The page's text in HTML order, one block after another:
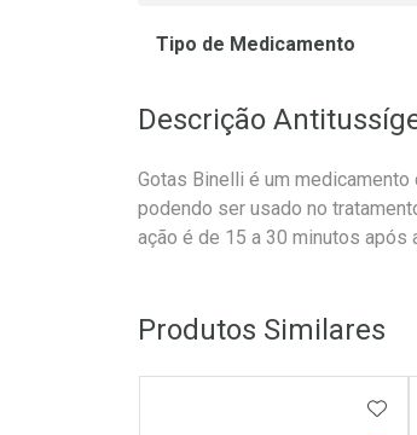
Tipo de Medicamento
Descrição
Gotas Binelli é um
podendo ser usado no
ação é de 15 a 30 minutos após
Produtos Similares